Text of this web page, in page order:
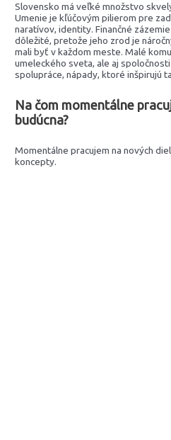
Slovensko má veľké množstvo
Umenie je kľúčovým pilierom pre
naratívov, identity. Finančné
dôležité, pretože jeho zrod je
mali byť v každom meste. Malé
umeleckého sveta, ale aj
spolupráce, nápady, ktoré inšpirujú
Na čom momentálne
budúcna?
Momentálne pracujem na nových
koncepty.